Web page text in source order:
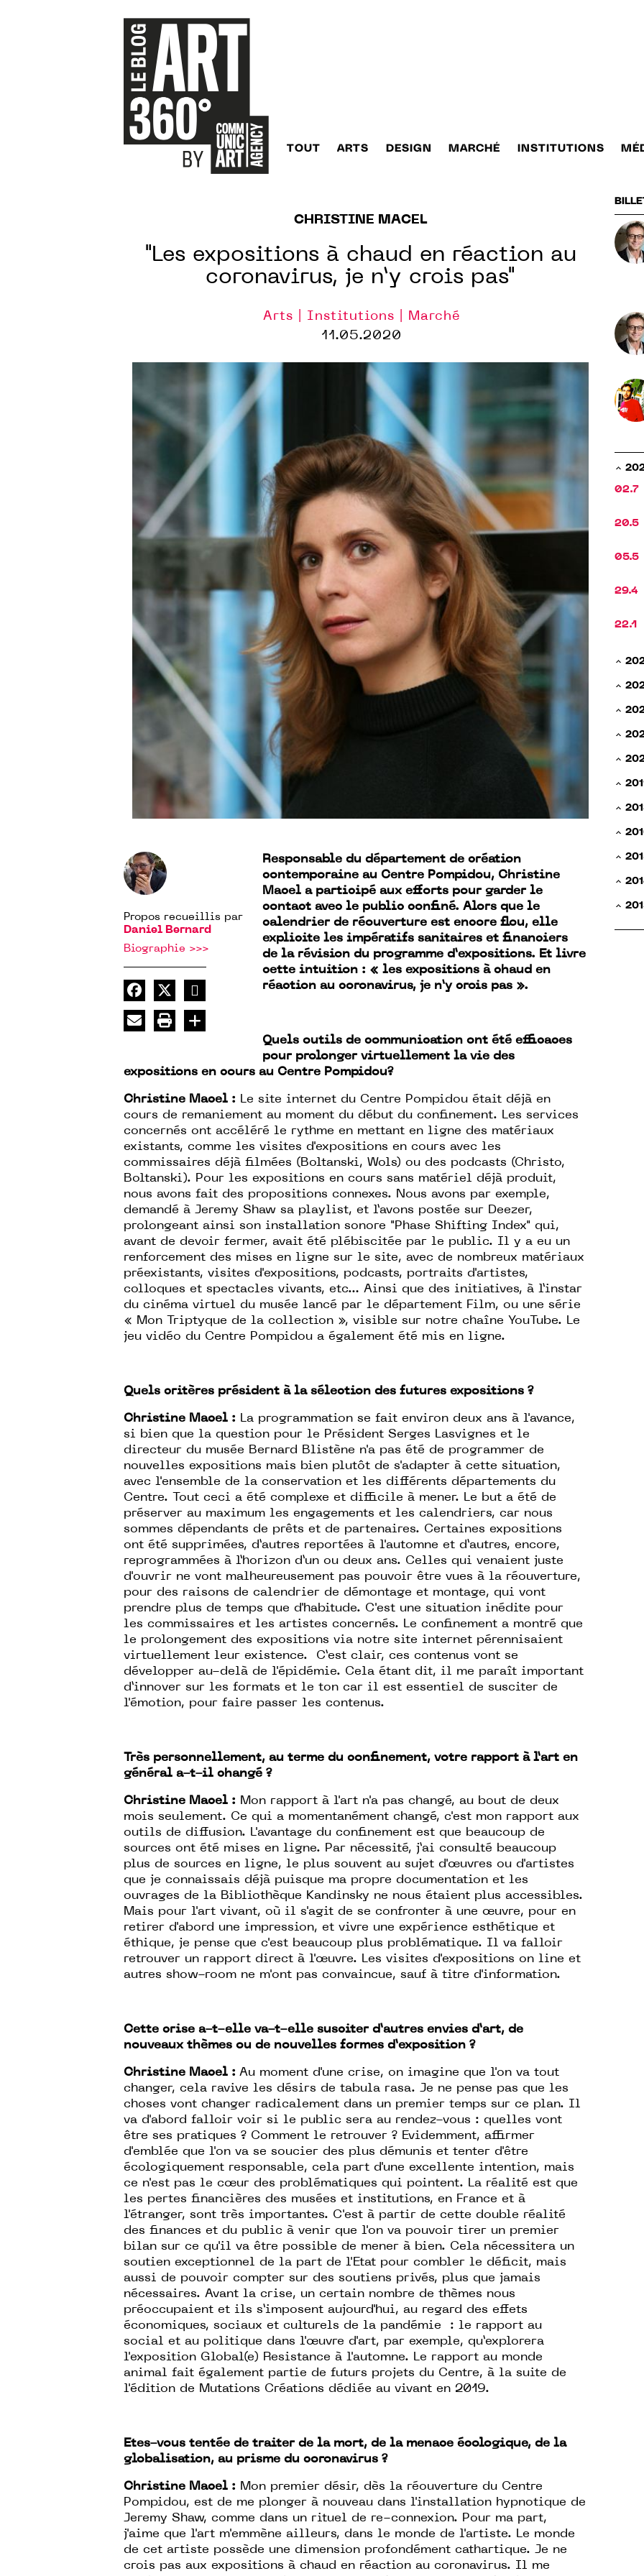
TOUT ARTS DESIGN MARCHÉ INSTITUTIONS
CHRISTINE MACEL
"Les expositions à chaud en réaction au
coronavirus, je n’y crois pas"
Arts | Institutions | Marché
11.05.2020
Propos recueillis par
Daniel Bernard
Biographie >>>
Responsable du département de création
contemporaine au Centre Pompidou, Christine
Macel a participé aux efforts pour garder le
contact avec le public confiné. Alors que le
calendrier de réouverture est encore flou, elle
explicite les impératifs sanitaires et financiers
de la révision du programme d’expositions. Et livre
cette intuition : « les expositions à chaud en
réaction au coronavirus, je n’y crois pas ».
Quels outils de communication ont été efficaces
pour prolonger virtuellement la vie des
expositions en cours au Centre Pompidou?
Christine Macel : Le site internet du Centre Pompidou était déjà en
cours de remaniement au moment du début du confinement. Les services
concernés ont accéléré le rythme en mettant en ligne des matériaux
existants, comme les visites d'expositions en cours avec les
commissaires déjà filmées (Boltanski, Wols) ou des podcasts (Christo,
Boltanski). Pour les expositions en cours sans matériel déjà produit,
nous avons fait des propositions connexes. Nous avons par exemple,
demandé à Jeremy Shaw sa playlist, et l’avons postée sur Deezer,
prolongeant ainsi son installation sonore "Phase Shifting Index" qui,
avant de devoir fermer, avait été plébiscitée par le public. Il y a eu un
renforcement des mises en ligne sur le site, avec de nombreux matériaux
préexistants, visites d'expositions, podcasts, portraits d'artistes,
colloques et spectacles vivants, etc… Ainsi que des initiatives, à l’instar
du cinéma virtuel du musée lancé par le département Film, ou une série
« Mon Triptyque de la collection », visible sur notre chaîne YouTube. Le
jeu vidéo du Centre Pompidou a également été mis en ligne.
Quels critères président à la sélection des futures expositions ?
Christine Macel : La programmation se fait environ deux ans à l'avance,
si bien que la question pour le Président Serges Lasvignes et le
directeur du musée Bernard Blistène n'a pas été de programmer de
nouvelles expositions mais bien plutôt de s'adapter à cette situation,
avec l'ensemble de la conservation et les différents départements du
Centre. Tout ceci a été complexe et difficile à mener. Le but a été de
préserver au maximum les engagements et les calendriers, car nous
sommes dépendants de prêts et de partenaires. Certaines expositions
ont été supprimées, d’autres reportées à l'automne et d’autres, encore,
reprogrammées à l’horizon d’un ou deux ans. Celles qui venaient juste
d'ouvrir ne vont malheureusement pas pouvoir être vues à la réouverture,
pour des raisons de calendrier de démontage et montage, qui vont
prendre plus de temps que d'habitude. C'est une situation inédite pour
les commissaires et les artistes concernés. Le confinement a montré que
le prolongement des expositions via notre site internet pérennisaient
virtuellement leur existence. C’est clair, ces contenus vont se
développer au-delà de l'épidémie. Cela étant dit, il me paraît important
d’innover sur les formats et le ton car il est essentiel de susciter de
l'émotion, pour faire passer les contenus.
Très personnellement, au terme du confinement, votre rapport à l’art en
général a-t-il changé ?
Christine Macel : Mon rapport à l'art n'a pas changé, au bout de deux
mois seulement. Ce qui a momentanément changé, c'est mon rapport aux
outils de diffusion. L'avantage du confinement est que beaucoup de
sources ont été mises en ligne. Par nécessité, j’ai consulté beaucoup
plus de sources en ligne, le plus souvent au sujet d'œuvres ou d'artistes
que je connaissais déjà puisque ma propre documentation et les
ouvrages de la Bibliothèque Kandinsky ne nous étaient plus accessibles.
Mais pour l'art vivant, où il s'agit de se confronter à une œuvre, pour en
retirer d'abord une impression, et vivre une expérience esthétique et
éthique, je pense que c'est beaucoup plus problématique. Il va falloir
retrouver un rapport direct à l'œuvre. Les visites d'expositions on line et
autres show-room ne m'ont pas convaincue, sauf à titre d'information.
Cette crise a-t-elle va-t-elle susciter d’autres envies d’art, de
nouveaux thèmes ou de nouvelles formes d’exposition ?
Christine Macel : Au moment d'une crise, on imagine que l'on va tout
changer, cela ravive les désirs de tabula rasa. Je ne pense pas que les
choses vont changer radicalement dans un premier temps sur ce plan. Il
va d'abord falloir voir si le public sera au rendez-vous : quelles vont
être ses pratiques ? Comment le retrouver ? Evidemment, affirmer
d'emblée que l'on va se soucier des plus démunis et tenter d'être
écologiquement responsable, cela part d'une excellente intention, mais
ce n'est pas le cœur des problématiques qui pointent. La réalité est que
les pertes financières des musées et institutions, en France et à
l'étranger, sont très importantes. C'est à partir de cette double réalité
des finances et du public à venir que l'on va pouvoir tirer un premier
bilan sur ce qu'il va être possible de mener à bien. Cela nécessitera un
soutien exceptionnel de la part de l'Etat pour combler le déficit, mais
aussi de pouvoir compter sur des soutiens privés, plus que jamais
nécessaires. Avant la crise, un certain nombre de thèmes nous
préoccupaient et ils s’imposent aujourd'hui, au regard des effets
économiques, sociaux et culturels de la pandémie : le rapport au
social et au politique dans l'œuvre d'art, par exemple, qu’explorera
l'exposition Global(e) Resistance à l'automne. Le rapport au monde
animal fait également partie de futurs projets du Centre, à la suite de
l'édition de Mutations Créations dédiée au vivant en 2019.
Etes-vous tentée de traiter de la mort, de la menace écologique, de la
globalisation, au prisme du coronavirus ?
Christine Macel : Mon premier désir, dès la réouverture du Centre
Pompidou, est de me plonger à nouveau dans l'installation hypnotique de
Jeremy Shaw, comme dans un rituel de re-connexion. Pour ma part,
j'aime que l'art m'emmène ailleurs, dans le monde de l'artiste. Le monde
de cet artiste possède une dimension profondément cathartique. Je ne
crois pas aux expositions à chaud en réaction au coronavirus. Il me
02.7
20.5
05.5
29.4
22.1